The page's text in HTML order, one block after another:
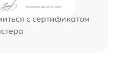
с сертификатом